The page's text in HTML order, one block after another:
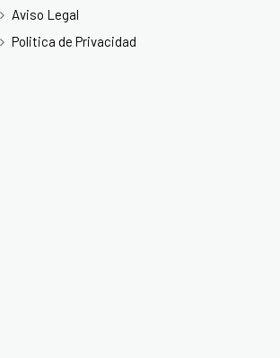
Aviso Legal
Politica de Privacidad